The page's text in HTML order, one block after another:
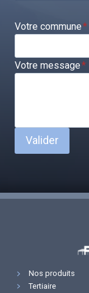
Votre commune*
Votre message*
Valider
Nos produits
Tertiaire